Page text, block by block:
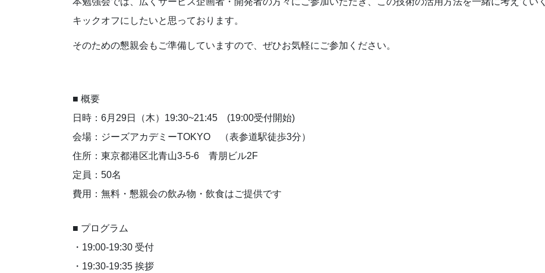
キックオフにしたいと思っております。
そのための懇親会もご準備していますので、ぜひお気軽にご参加ください。
■ 概要
日時：6月29日（木）19:30~21:45 (19:00受付開始)
会場：ジーズアカデミーTOKYO （表参道駅徒歩3分）
住所：東京都港区北青山3-5-6 青朋ビル2F
定員：50名
費用：無料・懇親会の飲み物・飲食はご提供です
■ プログラム
・19:00-19:30 受付
・19:30-19:35 挨拶